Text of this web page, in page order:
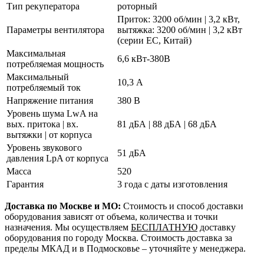
Тип рекуператора
роторный
Параметры вентилятора
Приток: 3200 об/мин | 3,2 кВт,
вытяжка: 3200 об/мин | 3,2 кВт
(серии EC, Китай)
Максимальная
потребляемая мощность
6,6 кВт-380В
Максимальный
потребляемый ток
10,3 А
Напряжение питания
380 В
Уровень шума LwA на
вых. притока | вх.
вытяжки | от корпуса
81 дБА | 88 дБА | 68 дБА
Уровень звукового
давления LpA от корпуса
51 дБА
Масса
520
Гарантия
3 года с даты изготовления
Доставка по Москве и МО: Стоимость и способ доставки
оборудования зависят от объема, количества и точки
назначения. Мы осуществляем БЕСПЛАТНУЮ доставку
оборудования по городу Москва. Стоимость доставка за
пределы МКАД и в Подмосковье – уточняйте у менеджера.